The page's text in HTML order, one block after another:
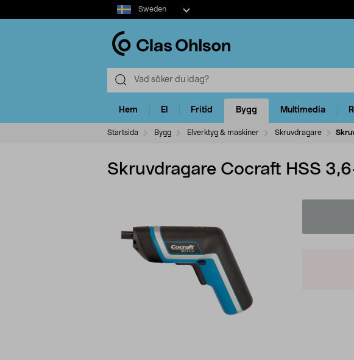
Select
market
Sweden
Hem El Fritid Bygg Multimedia
Startsida Bygg Elverktyg & maskiner Skruvdragare
Skruvdragare Cocraft HSS